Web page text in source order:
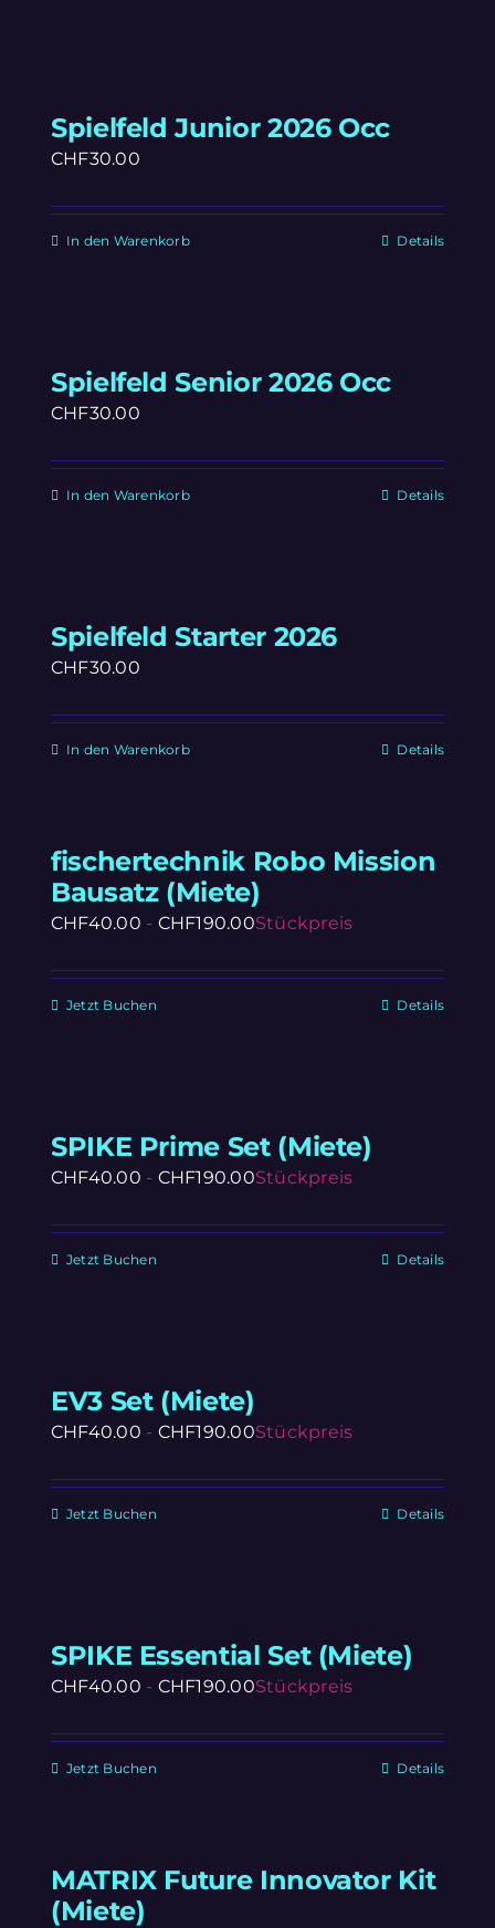
Spielfeld Junior 2026 Occ
CHF30.00
In den Warenkorb Details
Spielfeld Senior 2026 Occ
CHF30.00
In den Warenkorb Details
Spielfeld Starter 2026
CHF30.00
In den Warenkorb Details
fischertechnik Robo Mission
Bausatz (Miete)
CHF40.00 - CHF190.00Stückpreis
Jetzt Buchen Details
SPIKE Prime Set (Miete)
CHF40.00 - CHF190.00Stückpreis
Jetzt Buchen Details
EV3 Set (Miete)
CHF40.00 - CHF190.00Stückpreis
Jetzt Buchen Details
SPIKE Essential Set (Miete)
CHF40.00 - CHF190.00Stückpreis
Jetzt Buchen Details
MATRIX Future Innovator Kit
(Miete)